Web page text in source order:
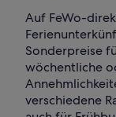
Auf FeWo-
Sonderpreise
wöchentliche
verschiedene